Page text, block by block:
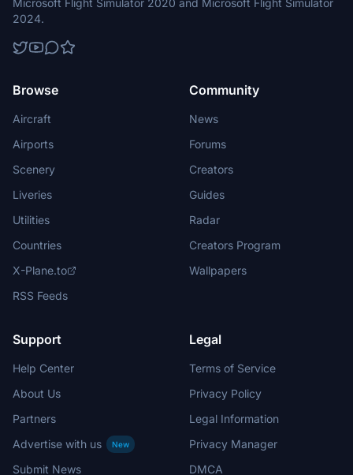
Microsoft Flight Simulator 2020 and Microsoft Flight Simulator
2024.
Browse
Aircraft
Airports
Scenery
Liveries
Utilities
Countries
X-Plane.to
RSS Feeds
Community
News
Forums
Creators
Guides
Radar
Creators Program
Wallpapers
Support
Help Center
About Us
Partners
Advertise with us
New
Submit News
Legal
Terms of Service
Privacy Policy
Legal Information
Privacy Manager
DMCA